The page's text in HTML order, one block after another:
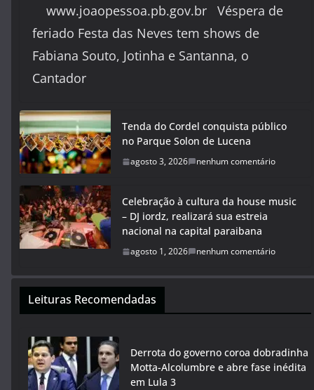
www.joaopessoa.pb.gov.br Véspera de
feriado Festa das Neves tem shows de
Fabiana Souto, Jotinha e Santanna, o
Cantador
Tenda do Cordel conquista público
no Parque Solon de Lucena
agosto 3, 2026 nenhum comentário
Celebração à cultura da house music
– DJ iordz, realizará sua estreia
nacional na capital paraibana
agosto 1, 2026 nenhum comentário
Leituras Recomendadas
Derrota do governo coroa dobradinha
Motta-Alcolumbre e abre fase inédita
em Lula 3